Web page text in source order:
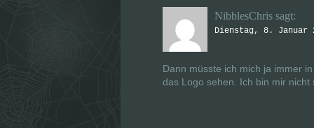
NibblesChris sagt:
Dienstag, 8. Januar
Dann müsste ich mich ja immer
das Logo sehen. Ich bin mir